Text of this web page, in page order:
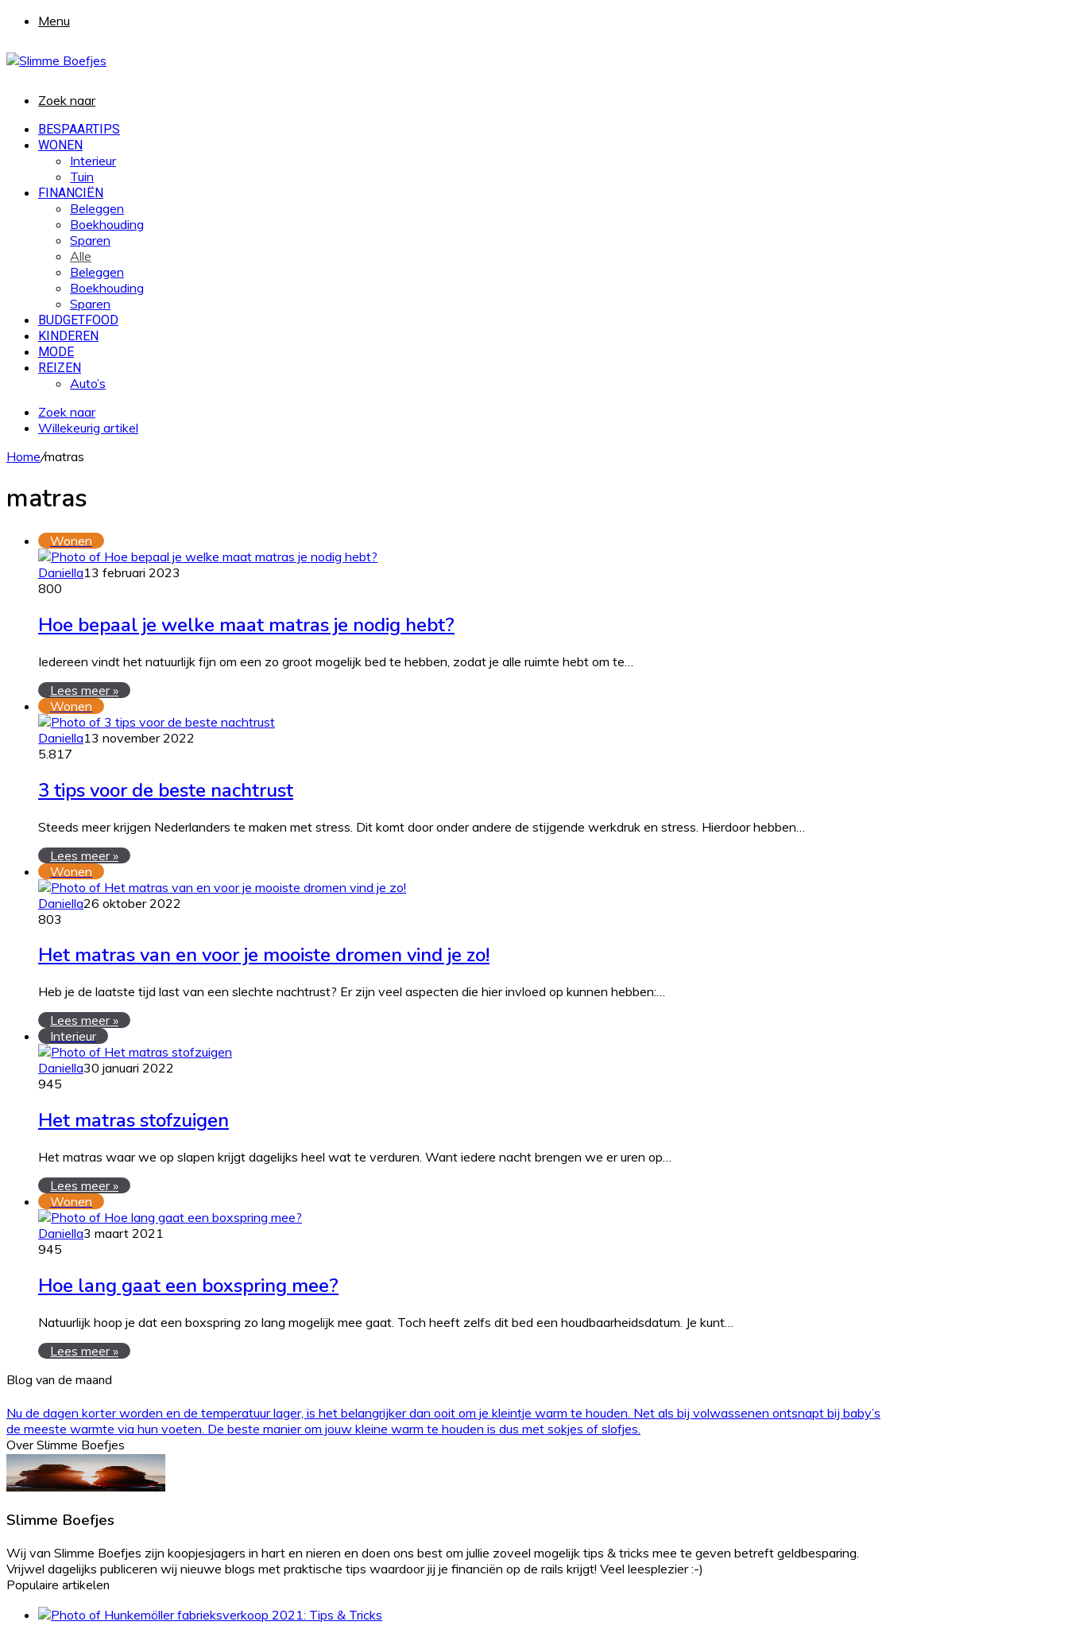
Menu
Zoek naar
BESPAARTIPS
WONEN
Interieur
Tuin
FINANCIËN
Beleggen
Boekhouding
Sparen
Alle
Beleggen
Boekhouding
Sparen
BUDGETFOOD
KINDEREN
MODE
REIZEN
Auto’s
Zoek naar
Willekeurig artikel
Home/matras
matras
Wonen
Daniella13 februari 2023
800
Hoe bepaal je welke maat matras je nodig hebt?
Iedereen vindt het natuurlijk fijn om een zo groot mogelijk bed te hebben, zodat je alle ruimte hebt om te…
Lees meer »
Wonen
Daniella13 november 2022
5.817
3 tips voor de beste nachtrust
Steeds meer krijgen Nederlanders te maken met stress. Dit komt door onder andere de stijgende werkdruk en stress. Hierdoor hebben…
Lees meer »
Wonen
Daniella26 oktober 2022
803
Het matras van en voor je mooiste dromen vind je zo!
Heb je de laatste tijd last van een slechte nachtrust? Er zijn veel aspecten die hier invloed op kunnen hebben:…
Lees meer »
Interieur
Daniella30 januari 2022
945
Het matras stofzuigen
Het matras waar we op slapen krijgt dagelijks heel wat te verduren. Want iedere nacht brengen we er uren op…
Lees meer »
Wonen
Daniella3 maart 2021
945
Hoe lang gaat een boxspring mee?
Natuurlijk hoop je dat een boxspring zo lang mogelijk mee gaat. Toch heeft zelfs dit bed een houdbaarheidsdatum. Je kunt…
Lees meer »
Blog van de maand
Nu de dagen korter worden en de temperatuur lager, is het belangrijker dan ooit om je kleintje warm te houden. Net als bij volwassenen ontsnapt bij baby’s
de meeste warmte via hun voeten. De beste manier om jouw kleine warm te houden is dus met sokjes of slofjes.
Over Slimme Boefjes
Slimme Boefjes
Wij van Slimme Boefjes zijn koopjesjagers in hart en nieren en doen ons best om jullie zoveel mogelijk tips & tricks mee te geven betreft geldbesparing.
Vrijwel dagelijks publiceren wij nieuwe blogs met praktische tips waardoor jij je financiën op de rails krijgt! Veel leesplezier :-)
Populaire artikelen